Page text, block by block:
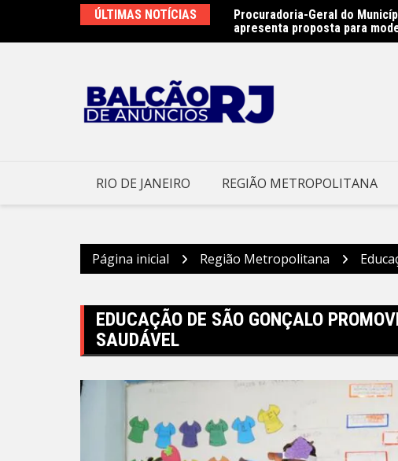
o
ÚLTIMAS NOTÍCIAS
Procuradoria-Geral do
apresenta proposta para
Obras do emissário da
Prefeitura Municipal de
RIO DE JANEIRO REGIÃO METROPOLITANA
Página inicial Região Metropolitana
EDUCAÇÃO DE SÃO GONÇALO
SAUDÁVEL